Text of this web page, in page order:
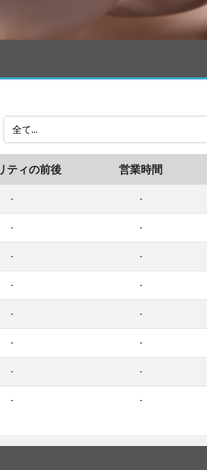
ティの前後 営業時間
- -
- -
- -
- -
- -
- -
- -
- -